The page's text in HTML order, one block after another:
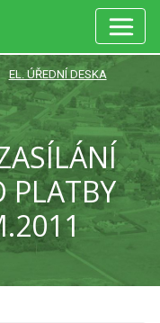
EL. ÚŘEDNÍ DESKA
PLATBY